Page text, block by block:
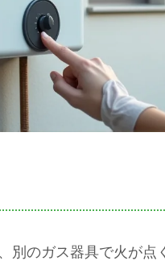
別のガス器具で火が点